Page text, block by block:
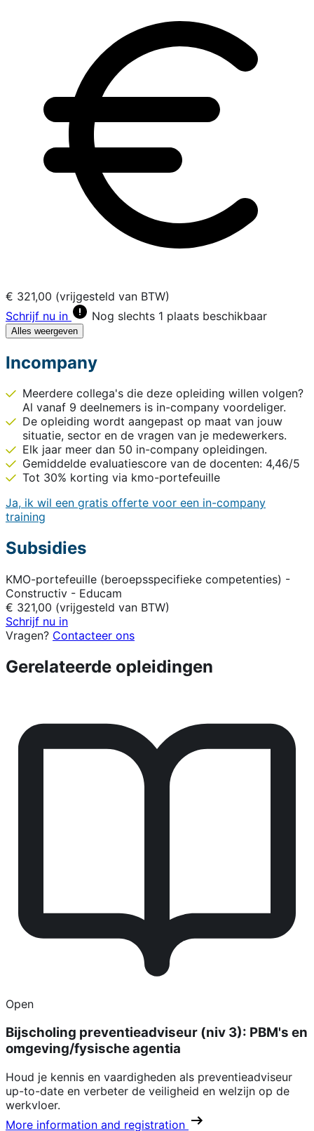
€ 321,00 (vrijgesteld van BTW)
Schrijf nu in
Nog slechts 1 plaats beschikbaar
Alles weergeven
Incompany
Meerdere collega's die deze opleiding willen volgen?
Al vanaf 9 deelnemers is in-company voordeliger.
De opleiding wordt aangepast op maat van jouw
situatie, sector en de vragen van je medewerkers.
Elk jaar meer dan 50 in-company opleidingen.
Gemiddelde evaluatiescore van de docenten: 4,46/5
Tot 30% korting via kmo-portefeuille
Ja, ik wil een gratis offerte voor een in-company
training
Subsidies
KMO-portefeuille (beroepsspecifieke competenties) -
Constructiv - Educam
€ 321,00 (vrijgesteld van BTW)
Schrijf nu in
Vragen? Contacteer ons
Gerelateerde opleidingen
Open
Bijscholing preventieadviseur (niv 3): PBM's en
omgeving/fysische agentia
Houd je kennis en vaardigheden als preventieadviseur
up-to-date en verbeter de veiligheid en welzijn op de
werkvloer.
More information and registration